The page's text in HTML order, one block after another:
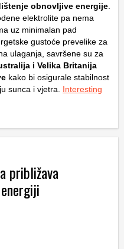
obnovljive energije
elektrolite pa nema
uz minimalan pad
gustoće prevelike za
ulaganja, savršene su za
i Velika Britanija
kako bi osigurale stabilnost
sunca i vjetra. Interesting
približava